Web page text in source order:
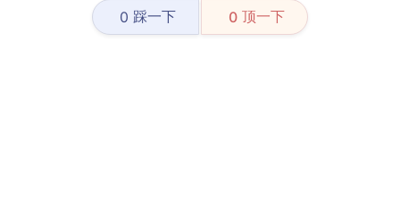
0 踩一下 0 顶一下